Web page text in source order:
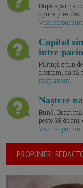
După apariția
spune prea
Vezi raspunsuri
Copilul
intre
Părinții spun
abținem, ca să
raspunsuri
Naștere
Bună, Dragi
peste 38 de
Vezi raspunsuri
PROPUNERI